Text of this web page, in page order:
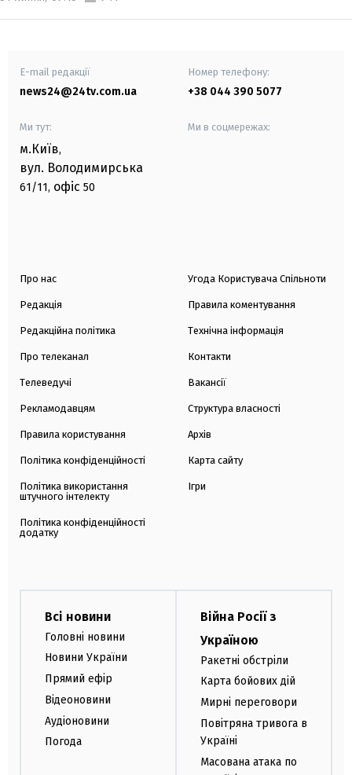
E-mail редакції
news24@24tv.com.ua
Номер телефону:
+38 044 390 5077
Ми тут:
м.Київ,
вул. Володимирська
61/11, офіс 50
Ми в соцмережах:
Про нас
Редакція
Редакційна політика
Про телеканал
Телеведучі
Рекламодавцям
Правила користування
Політика конфіденційності
Політика використання
штучного інтелекту
Політика конфіденційності
додатку
Угода Користувача Спільноти
Правила коментування
Технічна інформація
Контакти
Вакансії
Структура власності
Архів
Карта сайту
Ігри
Всі новини
Головні новини
Новини України
Прямий ефір
Відеоновини
Аудіоновини
Погода
Війна Росії з
Україною
Ракетні обстріли
Карта бойових дій
Мирні переговори
Повітряна тривога в
Україні
Масована атака по